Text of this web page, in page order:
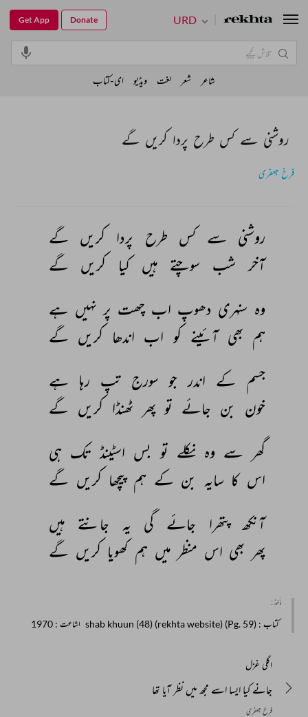
روشنی سے کس طرح پردا کریں گے
فرخ جعفری
روشنی سے کس طرح پردا کریں گے
آخر شب سوچتے ہیں کیا کریں گے
وہ سنہری دھوپ اب چھت پر نہیں ہے
ہم بھی آئینے کو اب اندھا کریں گے
جسم کے اندر جو سورج تپ رہا ہے
خون بن جائے تو پھر ٹھنڈا کریں گے
گھر سے وہ نکلے تو بس اسٹینڈ تک ہی
اس کا سایہ بن کے ہم پیچھا کریں گے
آنکھ پتھرا جائے گی یہ جانتے
ہیں
پھر بھی اس منظر میں ہم کھویا کریں گے
مأخذ :
کتاب : shab khuun (48) (rekhta website) (Pg. 59) اشاعت : 1970
اگلی غزل
جانے کیا ایسا اسے مجھ میں نظر آیا تھا
فرخ جعفری
URD
Get App Donate
شاعر شعر لغت ویڈیو ای-کتاب